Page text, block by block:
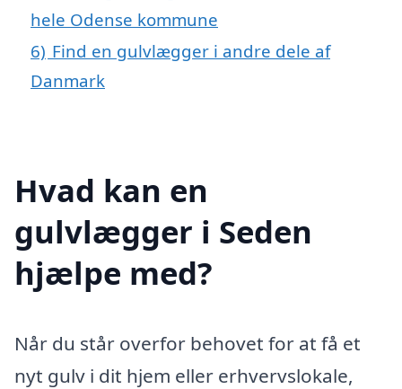
hele Odense kommune
6) Find en gulvlægger i andre dele af
Danmark
Hvad kan en
gulvlægger i Seden
hjælpe med?
Når du står overfor behovet for at få et
nyt gulv i dit hjem eller erhvervslokale,